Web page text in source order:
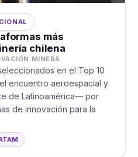
más
chilena
MINERA
en el Top 10
encuentro aeroespacial y
de Latinoamérica— por
de innovación para la